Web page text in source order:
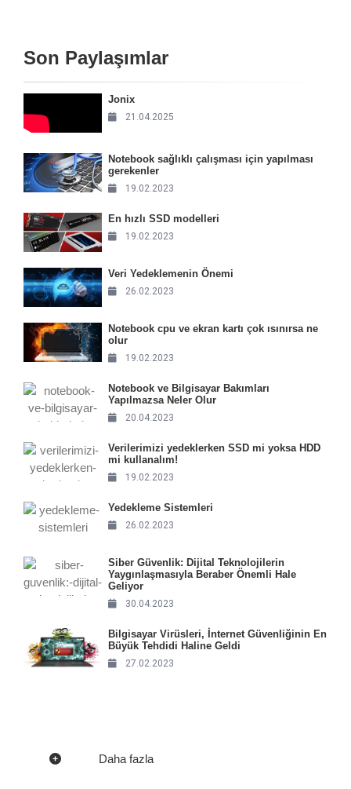
Son Paylaşımlar
Jonix
21.04.2025
Notebook sağlıklı çalışması için yapılması
gerekenler
19.02.2023
En hızlı SSD modelleri
19.02.2023
Veri Yedeklemenin Önemi
26.02.2023
Notebook cpu ve ekran kartı çok ısınırsa ne
olur
19.02.2023
Notebook ve Bilgisayar Bakımları
Yapılmazsa Neler Olur
20.04.2023
Verilerimizi yedeklerken SSD mi yoksa HDD
mi kullanalım!
19.02.2023
Yedekleme Sistemleri
26.02.2023
Siber Güvenlik: Dijital Teknolojilerin
Yaygınlaşmasıyla Beraber Önemli Hale
Geliyor
30.04.2023
Bilgisayar Virüsleri, İnternet Güvenliğinin En
Büyük Tehdidi Haline Geldi
27.02.2023
Daha fazla